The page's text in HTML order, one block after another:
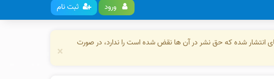
ورود ثبت نام
انتشار شده که حق نشر در آن ها نقض شده است را ندارد، در صورت
×